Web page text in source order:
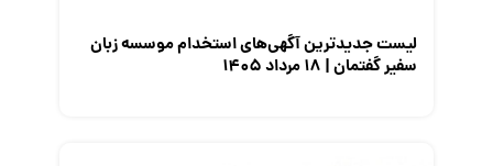
لیست جدیدترین آگهی‌های استخدام موسسه زبان
سفیر گفتمان | ۱۸ مرداد ۱۴۰۵